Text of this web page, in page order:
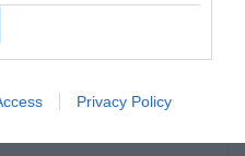
Privacy Policy
seis meses la
ante el
por la UCO